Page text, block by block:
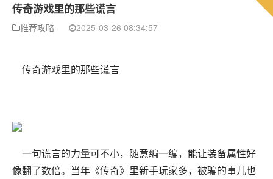
传奇游戏里的那些谎言
推荐攻略 2025-03-26 08:34:57
传奇游戏里的那些谎言
一句谎言的力量可不小，随意编一编，能让装备属性好
像翻了数倍。当年《传奇》里新手玩家多，被骗的事儿也